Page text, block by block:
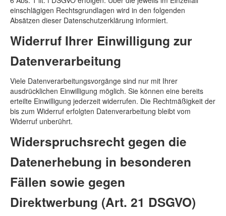
einschlägigen Rechtsgrundlagen wird in den folgenden
Absätzen dieser Datenschutzerklärung informiert.
Widerruf Ihrer Einwilligung zur
Datenverarbeitung
Viele Datenverarbeitungsvorgänge sind nur mit Ihrer
ausdrücklichen Einwilligung möglich. Sie können eine bereits
erteilte Einwilligung jederzeit widerrufen. Die Rechtmäßigkeit der
bis zum Widerruf erfolgten Datenverarbeitung bleibt vom
Widerruf unberührt.
Widerspruchsrecht gegen die
Datenerhebung in besonderen
Fällen sowie gegen
Direktwerbung (Art. 21 DSGVO)